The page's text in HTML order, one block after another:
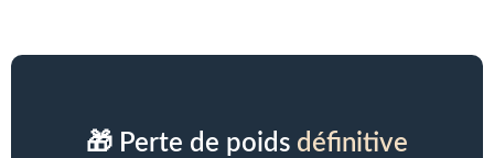
🎁 Perte de poids définitive